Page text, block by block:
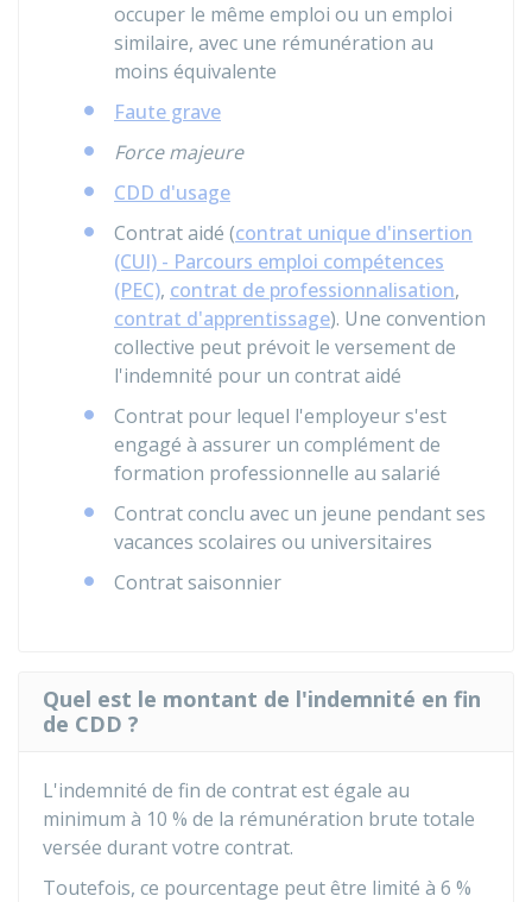
occuper le même emploi ou un emploi
similaire, avec une rémunération au
moins équivalente
Faute grave
Force majeure
CDD d'usage
Contrat aidé (contrat unique d'insertion
(CUI) - Parcours emploi compétences
(PEC), contrat de professionnalisation,
contrat d'apprentissage). Une convention
collective peut prévoit le versement de
l'indemnité pour un contrat aidé
Contrat pour lequel l'employeur s'est
engagé à assurer un complément de
formation professionnelle au salarié
Contrat conclu avec un jeune pendant ses
vacances scolaires ou universitaires
Contrat saisonnier
Quel est le montant de l'indemnité en fin
de CDD ?
L'indemnité de fin de contrat est égale au
minimum à 10 % de la rémunération brute totale
versée durant votre contrat.
Toutefois, ce pourcentage peut être limité à 6 %